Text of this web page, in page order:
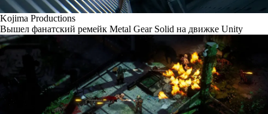
Kojima Productions
Вышел фанатский ремейк Metal Gear Solid на движке Unity